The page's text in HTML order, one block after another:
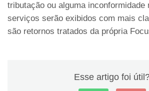
tributação ou alguma inconformidade
serviços serão exibidos com mais
são retornos tratados da própria
Esse artigo foi